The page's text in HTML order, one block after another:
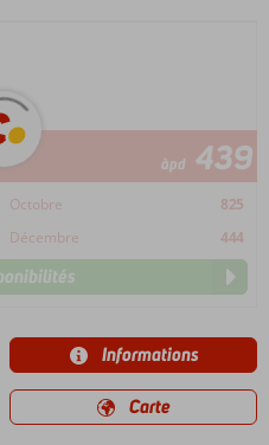
àpd 439
Octobre
825
Décembre 444
Informations
Carte